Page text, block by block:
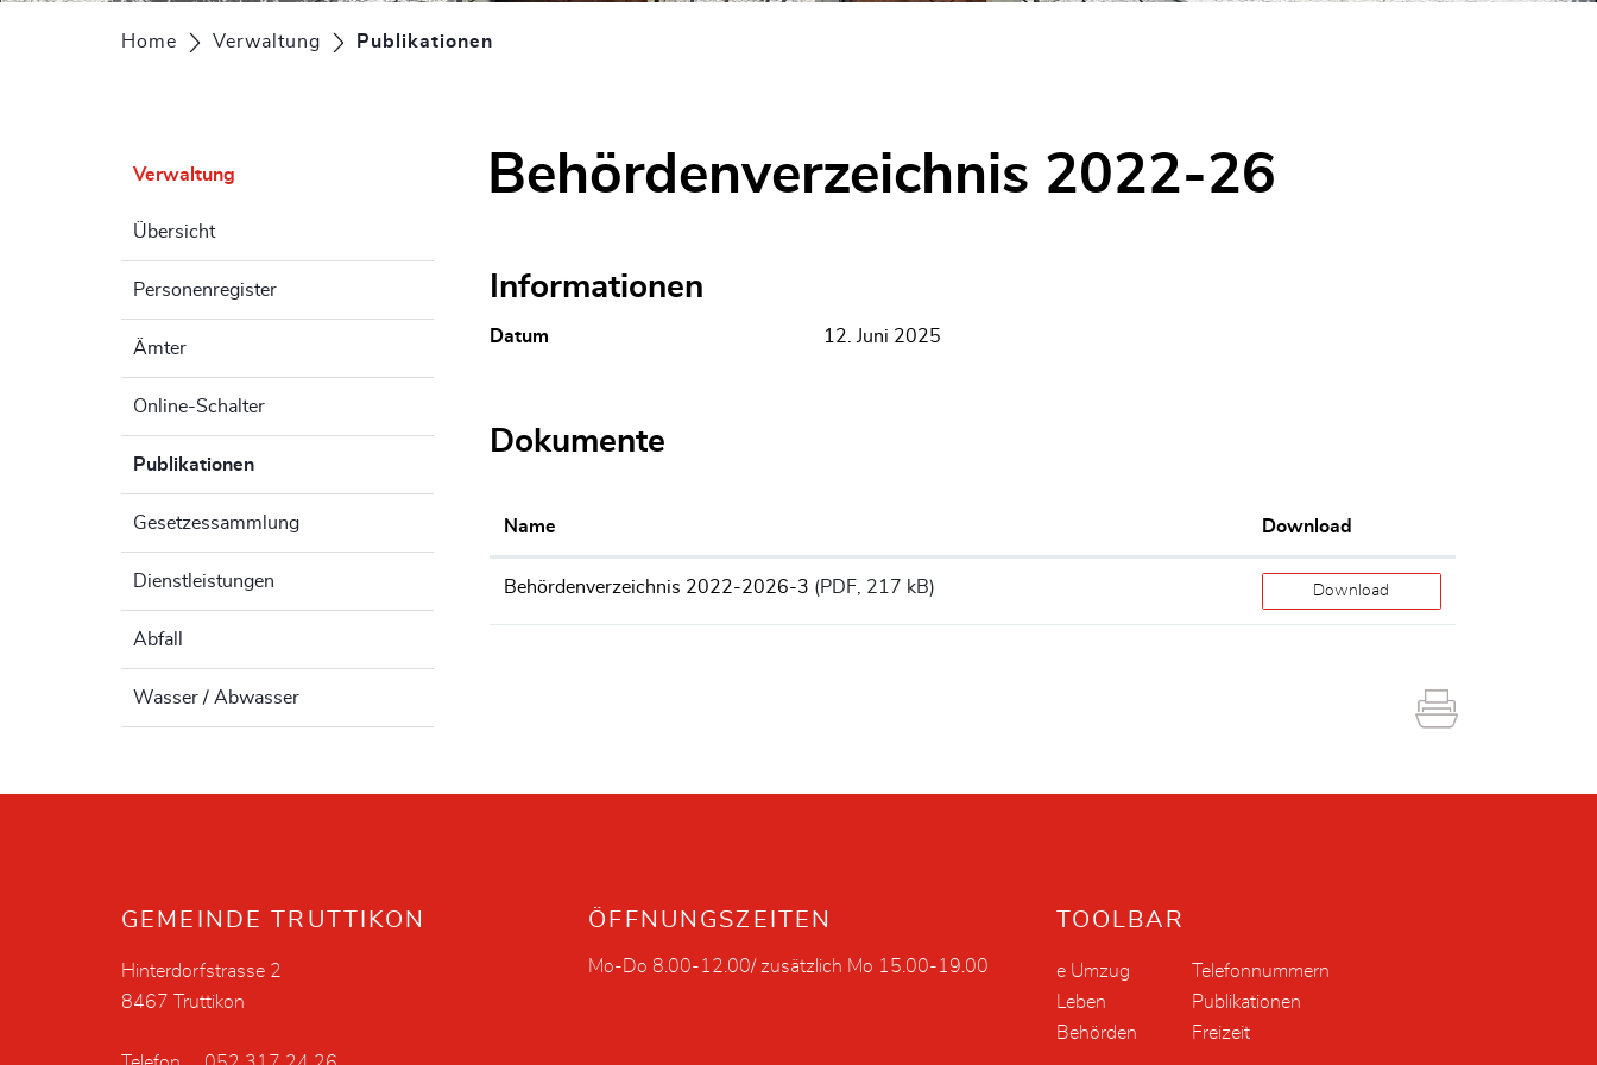
Home Verwaltung Publikationen
Verwaltung
Übersicht
Personenregister
Ämter
Online-Schalter
Publikationen
Gesetzessammlung
Dienstleistungen
Abfall
Wasser / Abwasser
Behördenverzeichnis 2022-26
Informationen
Datum 12. Juni 2025
Dokumente
Name Download
Behördenverzeichnis 2022-2026-3 (PDF, 217 kB) Download
Fusszeile
GEMEINDE TRUTTIKON
Hinterdorfstrasse 2
8467 Truttikon
ÖFFNUNGSZEITEN
Mo-Do 8.00-12.00/ zusätzlich Mo 15.00-19.00
TOOLBAR
e Umzug
Telefonnummern
Leben
Publikationen
Behörden
Freizeit